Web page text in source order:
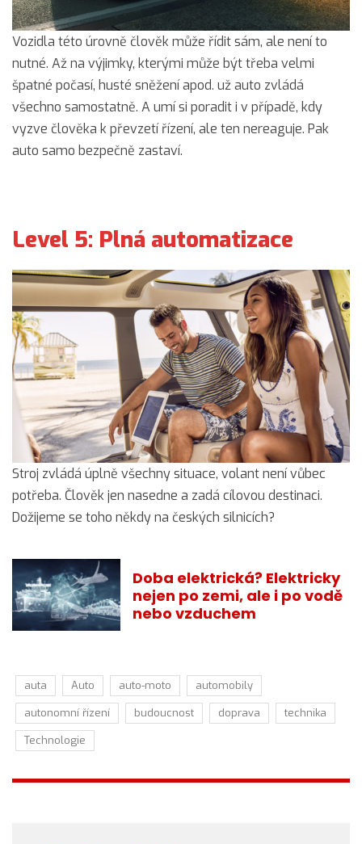
Vozidla této úrovně člověk může řídit sám, ale není to
nutné. Až na výjimky, kterými může být třeba velmi
špatné počasí, husté sněžení apod. už auto zvládá
všechno samostatně. A umí si poradit i v případě, kdy
vyzve člověka k převzetí řízení, ale ten nereaguje. Pak
auto samo bezpečně zastaví.
Level 5: Plná automatizace
Stroj zvládá úplně všechny situace, volant není vůbec
potřeba. Člověk jen nasedne a zadá cílovou destinaci.
Dožijeme se toho někdy na českých silnicích?
Doba elektrická? Elektricky
nejen po zemi, ale i po vodě
nebo vzduchem
auta Auto auto-moto
automobily
autonomní řízení
budoucnost doprava
technika
Technologie